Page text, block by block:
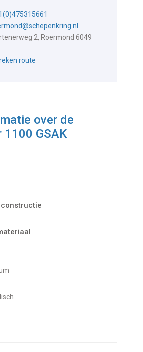
2, Roermond 6049
route
over de
GSAK
constructie